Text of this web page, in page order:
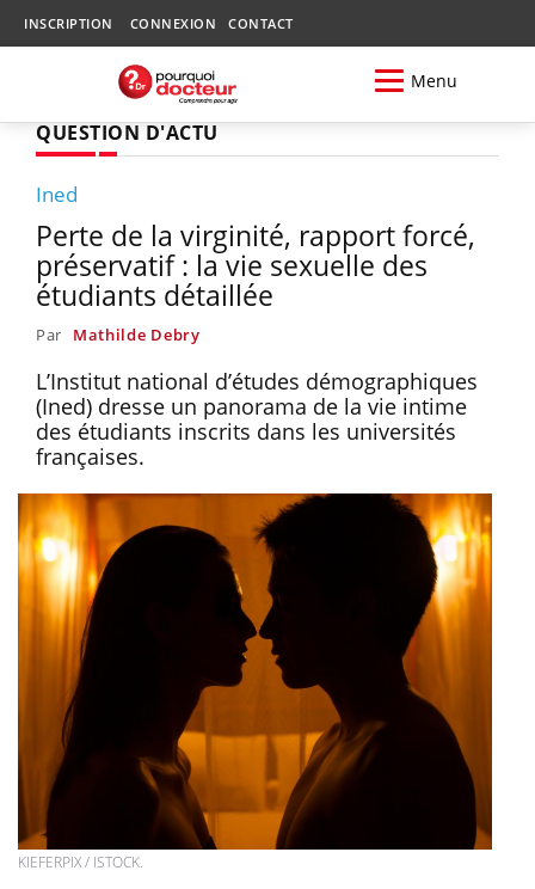
INSCRIPTION CONNEXION CONTACT
Menu
QUESTION D'ACTU
Ined
Perte de la virginité, rapport forcé,
préservatif : la vie sexuelle des
étudiants détaillée
Par Mathilde Debry
L’Institut national d’études démographiques
(Ined) dresse un panorama de la vie intime
des étudiants inscrits dans les universités
françaises.
KIEFERPIX / ISTOCK.